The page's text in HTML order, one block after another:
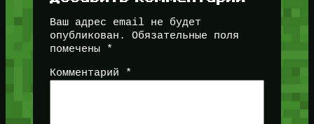
Ваш адрес email не будет
опубликован.
Обязательные поля
помечены
*
Комментарий *